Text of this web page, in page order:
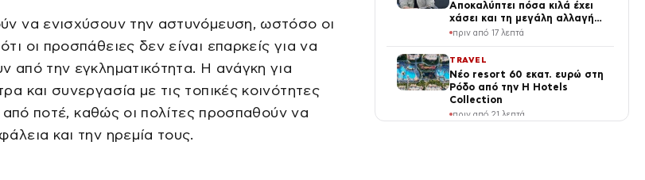
να ενισχύσουν την αστυνόμευση, ωστόσο οι
οι προσπάθειες δεν είναι επαρκείς για να
από την εγκληματικότητα. Η ανάγκη για
και συνεργασία με τις τοπικές κοινότητες
από ποτέ, καθώς οι πολίτες προσπαθούν να
και την ηρεμία τους.
Αποκαλύπτει πόσα κιλά έχει
χάσει και τη μεγάλη αλλαγή
στην εμφάνισή του (Βίντεο)
πριν από 17 λεπτά
TRAVEL
Νέο resort 60 εκατ. ευρώ στη
Ρόδο από την H Hotels
Collection
πριν από 21 λεπτά